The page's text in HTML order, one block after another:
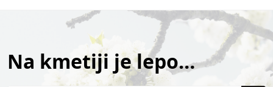
Na kmetiji je lepo…